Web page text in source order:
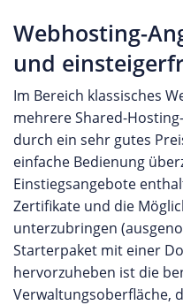
Webhosting-
und
Im Bereich klassisches
mehrere Shared-
durch ein sehr gutes
einfache Bedienung
Einstiegsangebote
Zertifikate und die
unterzubringen
Starterpaket mit einer
hervorzuheben ist die
Verwaltungsoberfläche,